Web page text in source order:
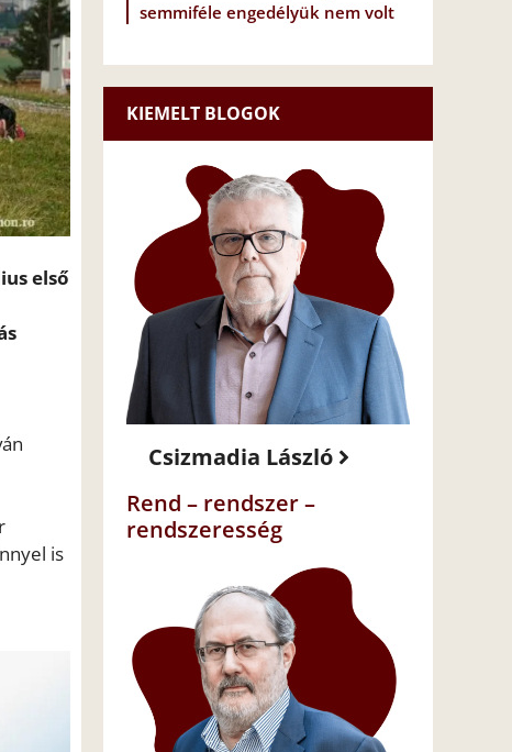
első
is
semmiféle engedélyük nem volt
KIEMELT BLOGOK
Csizmadia László
Rend – rendszer –
rendszeresség